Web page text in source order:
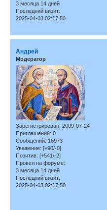
3 месяца 14 дней
Последний визит:
2025-04-03 02:17:50
Андрей
Модератор
Зарегистрирован: 2009-07-24
Приглашений: 0
Сообщений: 16973
Уважение: [+90/-0]
Позитив: [+541/-2]
Провел на форуме:
3 месяца 14 дней
Последний визит:
2025-04-03 02:17:50